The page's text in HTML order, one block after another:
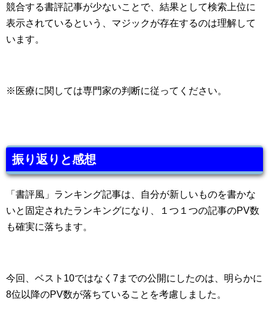
競合する書評記事が少ないことで、結果として検索上位に
表示されているという、マジックが存在するのは理解して
います。
※医療に関しては専門家の判断に従ってください。
振り返りと感想
「書評風」ランキング記事は、自分が新しいものを書かな
いと固定されたランキングになり、１つ１つの記事のPV数
も確実に落ちます。
今回、ベスト10ではなく7までの公開にしたのは、明らかに
8位以降のPV数が落ちていることを考慮しました。